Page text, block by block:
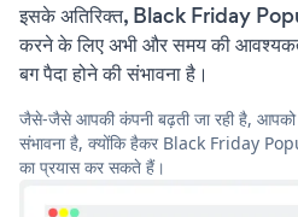
इसके अतिरिक्त, Black Friday
करने के लिए अभी और समय की
बग पैदा होने की संभावना है।
जैसे-जैसे आपकी कंपनी बढ़ती जा रही है, आपको
संभावना है, क्योंकि हैकर Black Friday
का प्रयास कर सकते हैं।